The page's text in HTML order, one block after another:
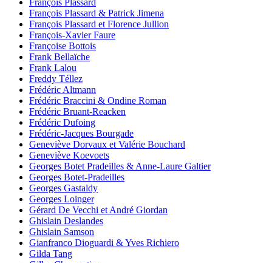
François Plassard
François Plassard & Patrick Jimena
François Plassard et Florence Jullion
François-Xavier Faure
Françoise Bottois
Frank Bellaïche
Frank Lalou
Freddy Téllez
Frédéric Altmann
Frédéric Braccini & Ondine Roman
Frédéric Bruant-Reacken
Frédéric Dufoing
Frédéric-Jacques Bourgade
Geneviève Dorvaux et Valérie Bouchard
Geneviève Koevoets
Georges Botet Pradeilles & Anne-Laure Galtier
Georges Botet-Pradeilles
Georges Gastaldy
Georges Loinger
Gérard De Vecchi et André Giordan
Ghislain Deslandes
Ghislain Samson
Gianfranco Dioguardi & Yves Richiero
Gilda Tang